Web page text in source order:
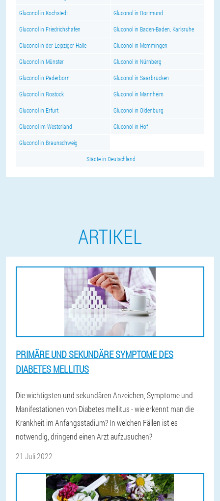
Gluconol in Kochstedt Gluconol in Dortmund
Gluconol in Friedrichshafen Gluconol in Baden-Baden, Karlsruhe
Gluconol in der Leipziger Halle Gluconol in Memmingen
Gluconol in Münster Gluconol in Nürnberg
Gluconol in Paderborn Gluconol in Saarbrücken
Gluconol in Rostock Gluconol in Mannheim
Gluconol in Erfurt Gluconol in Oldenburg
Gluconol im Westerland Gluconol in Hof
Gluconol in Braunschweig
Städte in Deutschland
ARTIKEL
PRIMÄRE UND SEKUNDÄRE SYMPTOME DES
DIABETES MELLITUS
Die wichtigsten und sekundären Anzeichen, Symptome und
Manifestationen von Diabetes mellitus - wie erkennt man die
Krankheit im Anfangsstadium? In welchen Fällen ist es
notwendig, dringend einen Arzt aufzusuchen?
21 Juli 2022